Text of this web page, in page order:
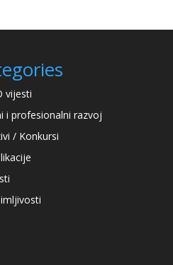
vijesti
i profesionalni razvoj
/ Konkursi